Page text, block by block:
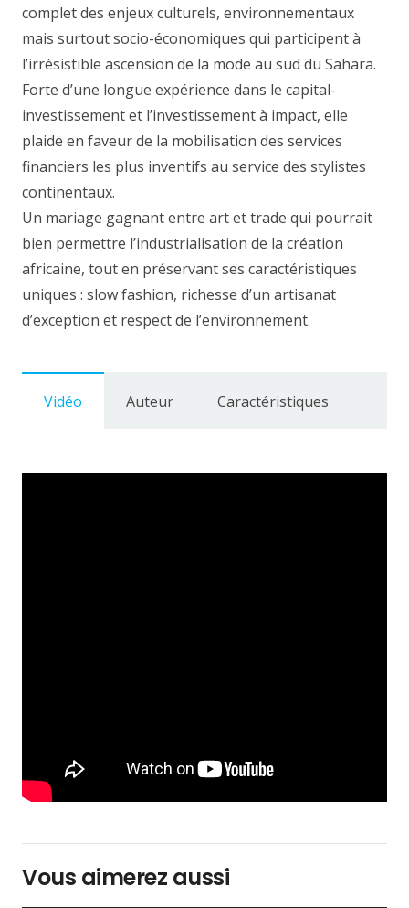
complet des enjeux culturels, environnementaux
mais surtout socio-économiques qui participent à
l’irrésistible ascension de la mode au sud du Sahara.
Forte d’une longue expérience dans le capital-
investissement et l’investissement à impact, elle
plaide en faveur de la mobilisation des services
financiers les plus inventifs au service des stylistes
continentaux.
Un mariage gagnant entre art et trade qui pourrait
bien permettre l’industrialisation de la création
africaine, tout en préservant ses caractéristiques
uniques : slow fashion, richesse d’un artisanat
d’exception et respect de l’environnement.
Vidéo Auteur Caractéristiques
Vous aimerez aussi